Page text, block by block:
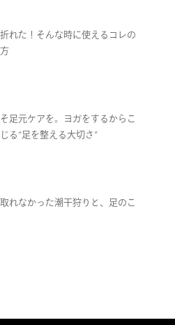
れた！そんな時に使えるコレの
足元ケアを。ヨガをするからこ
る“足を整える大切さ”
れなかった潮干狩りと、足のこ